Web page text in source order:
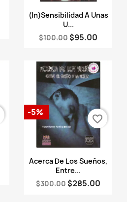
Vista rápida
(In)Sensibilidad A Unas
U...
$100.00 $95.00
Vista rápida
Acerca De Los Sueños,
Entre...
$300.00 $285.00
-5%
favorite_border